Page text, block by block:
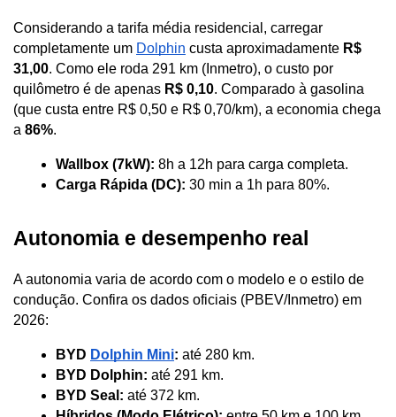
Considerando a tarifa média residencial, carregar
completamente um Dolphin custa aproximadamente R$
31,00. Como ele roda 291 km (Inmetro), o custo por
quilômetro é de apenas R$ 0,10. Comparado à gasolina
(que custa entre R$ 0,50 e R$ 0,70/km), a economia chega
a 86%.
Wallbox (7kW): 8h a 12h para carga completa.
Carga Rápida (DC): 30 min a 1h para 80%.
Autonomia e desempenho real
A autonomia varia de acordo com o modelo e o estilo de
condução. Confira os dados oficiais (PBEV/Inmetro) em
2026:
BYD Dolphin Mini: até 280 km.
BYD Dolphin: até 291 km.
BYD Seal: até 372 km.